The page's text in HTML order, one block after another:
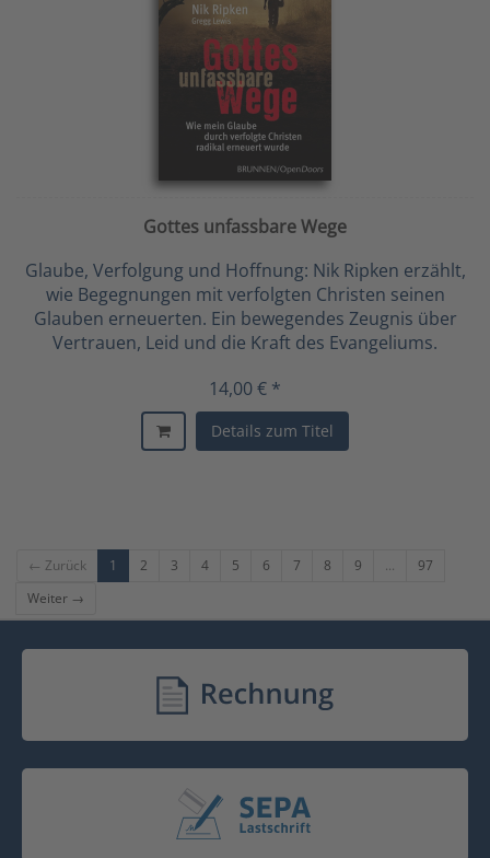
Gottes unfassbare Wege
Glaube, Verfolgung und Hoffnung: Nik Ripken erzählt,
wie Begegnungen mit verfolgten Christen seinen
Glauben erneuerten. Ein bewegendes Zeugnis über
Vertrauen, Leid und die Kraft des Evangeliums.
14,00 € *
Details zum Titel
← Zurück 1 2 3 4 5 6 7 8 9 ...
97
Weiter →